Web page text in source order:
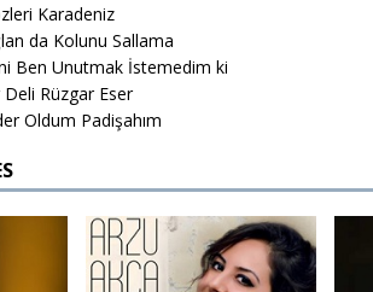
Karadeniz
da Kolunu Sallama
Ben Unutmak İstemedim ki
Rüzgar Eser
Oldum Padişahım